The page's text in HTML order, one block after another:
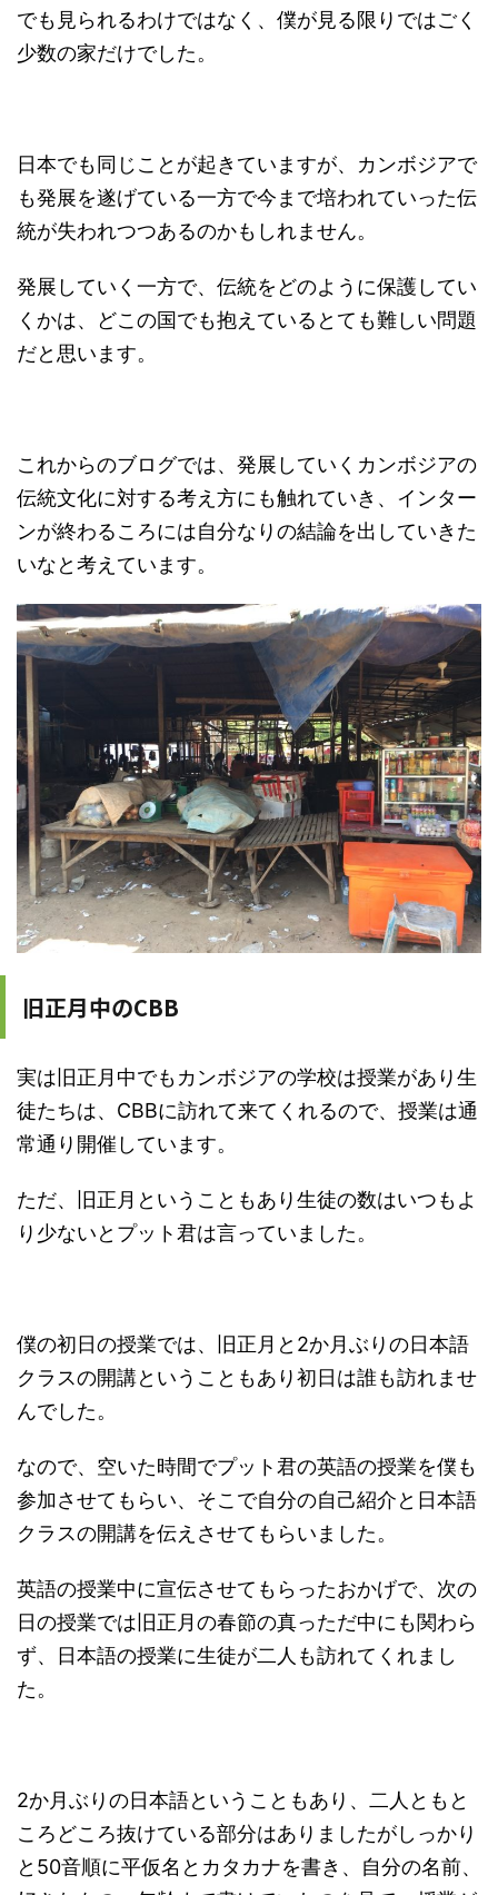
でも見られるわけではなく、僕が見る限りではごく
少数の家だけでした。
日本でも同じことが起きていますが、カンボジアで
も発展を遂げている一方で今まで培われていった伝
統が失われつつあるのかもしれません。
発展していく一方で、伝統をどのように保護してい
くかは、どこの国でも抱えているとても難しい問題
だと思います。
これからのブログでは、発展していくカンボジアの
伝統文化に対する考え方にも触れていき、インター
ンが終わるころには自分なりの結論を出していきた
いなと考えています。
旧正月中のCBB
実は旧正月中でもカンボジアの学校は授業があり生
徒たちは、CBBに訪れて来てくれるので、授業は通
常通り開催しています。
ただ、旧正月ということもあり生徒の数はいつもよ
り少ないとプット君は言っていました。
僕の初日の授業では、旧正月と2か月ぶりの日本語
クラスの開講ということもあり初日は誰も訪れませ
んでした。
なので、空いた時間でプット君の英語の授業を僕も
参加させてもらい、そこで自分の自己紹介と日本語
クラスの開講を伝えさせてもらいました。
英語の授業中に宣伝させてもらったおかげで、次の
日の授業では旧正月の春節の真っただ中にも関わら
ず、日本語の授業に生徒が二人も訪れてくれまし
た。
2か月ぶりの日本語ということもあり、二人ともと
ころどころ抜けている部分はありましたがしっかり
と50音順に平仮名とカタカナを書き、自分の名前、